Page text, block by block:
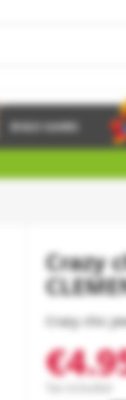
Crazy
Crazy chic